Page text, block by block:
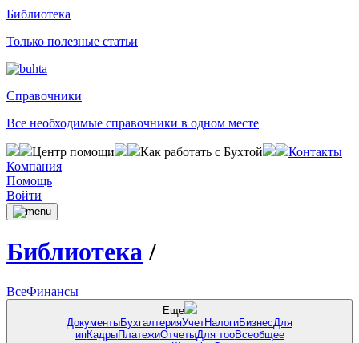
Библиотека
Только полезные статьи
Справочники
Все необходимые справочники в одном месте
Центр помощи Как работать с Бухтой
Контакты
Компания
Помощь
Войти
Библиотека/
ВсеФинансы
Еще
ДокументыБухгалтерияУчетНалогиБизнесДля
ипКадрыПлатежиОтчетыДля тооВсеобщее